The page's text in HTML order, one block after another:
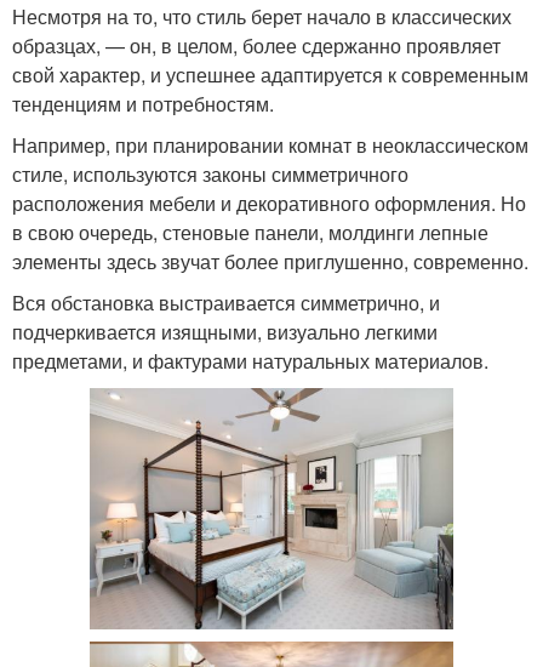
Несмотря на то, что стиль берет начало в классических
образцах, — он, в целом, более сдержанно проявляет
свой характер, и успешнее адаптируется к современным
тенденциям и потребностям.
Например, при планировании комнат в неоклассическом
стиле, используются законы симметричного
расположения мебели и декоративного оформления. Но
в свою очередь, стеновые панели, молдинги лепные
элементы здесь звучат более приглушенно, современно.
Вся обстановка выстраивается симметрично, и
подчеркивается изящными, визуально легкими
предметами, и фактурами натуральных материалов.